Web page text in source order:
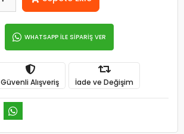
WHATSAPP İLE SİPARİŞ VER
Güvenli Alışveriş İade ve Değişim